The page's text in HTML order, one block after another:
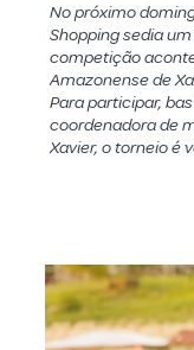
No próximo
Shopping sedia
competição
Amazonense de
Para participar,
coordenadora de
Xavier, o torneio é